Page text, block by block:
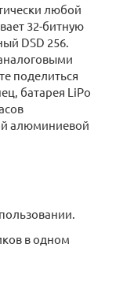
любой
32-битную
DSD 256.
поделиться
батарея LiPo
алюминиевой
в одном